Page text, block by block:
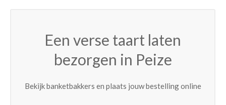
Een verse taart laten
bezorgen in Peize
Bekijk banketbakkers en plaats jouw bestelling online